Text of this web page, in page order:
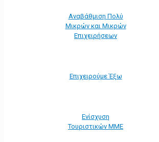
Αναβάθμιση Πολύ
Μικρών και Μικρών
Επιχειρήσεων
Επιχειρούμε Έξω
Ενίσχυση
Τουριστικών ΜΜΕ